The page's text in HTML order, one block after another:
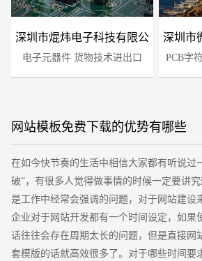
深圳市焜炜电子科技有限公
司
电子元器件 货物技术进出口
深圳市
PCB字
网站模板免费下载的优势有哪些
在如今快节奏的生活中相信大家都有听说过
破”，有很多人觉得做事情的时候一定要讲
是工作中经常会强调的问题，对于网站建设
企业对于网站开发都有一个时间设定，如果
话往往会存在周期太长的问题，但是直接网
套模版的话就高效很多了。对于哪些时间要
您的预算 1万-3万